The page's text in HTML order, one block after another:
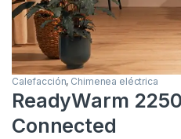
Calefacción, Chimenea eléctrica
ReadyWarm
Connected